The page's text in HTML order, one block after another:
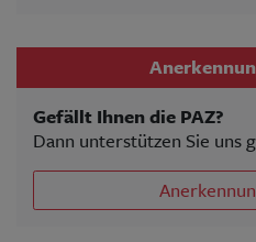
Gefällt Ihnen die PAZ?
Dann unterstützen Sie uns